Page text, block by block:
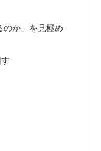
のか」を見極め